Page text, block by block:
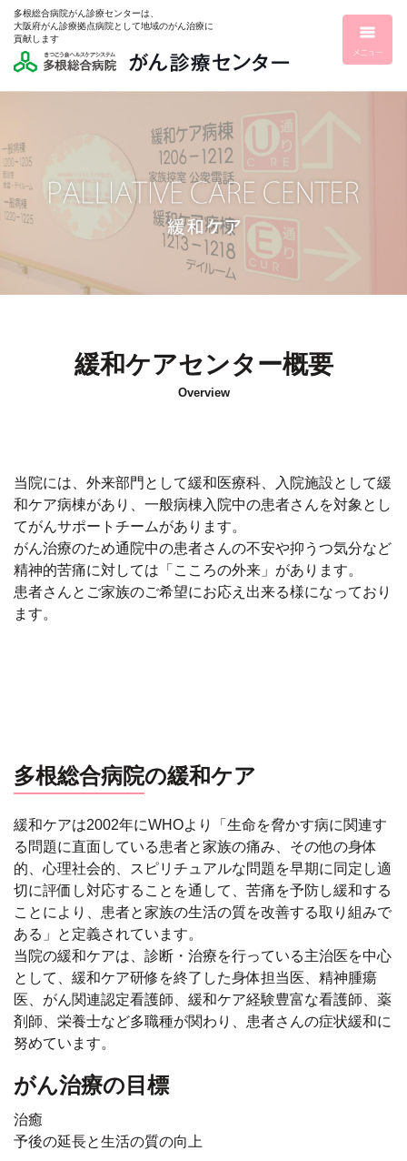
多根総合病院がん診療センターは、
大阪府がん診療拠点病院として地域のがん治療に
貢献します
緩和ケアセンター概要
Overview
当院には、外来部門として緩和医療科、入院施設として緩
和ケア病棟があり、一般病棟入院中の患者さんを対象とし
てがんサポートチームがあります。
がん治療のため通院中の患者さんの不安や抑うつ気分など
精神的苦痛に対しては「こころの外来」があります。
患者さんとご家族のご希望にお応え出来る様になっており
ます。
多根総合病院の緩和ケア
緩和ケアは2002年にWHOより「生命を脅かす病に関連す
る問題に直面している患者と家族の痛み、その他の身体
的、心理社会的、スピリチュアルな問題を早期に同定し適
切に評価し対応することを通して、苦痛を予防し緩和する
ことにより、患者と家族の生活の質を改善する取り組みで
ある」と定義されています。
当院の緩和ケアは、診断・治療を行っている主治医を中心
として、緩和ケア研修を終了した身体担当医、精神腫瘍
医、がん関連認定看護師、緩和ケア経験豊富な看護師、薬
剤師、栄養士など多職種が関わり、患者さんの症状緩和に
努めています。
がん治療の目標
治癒
予後の延長と生活の質の向上